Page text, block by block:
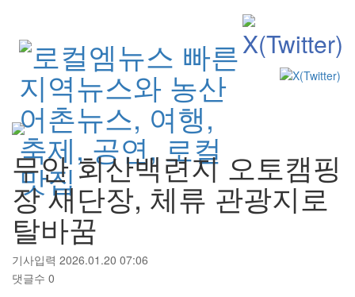
무안 회산백련지 오토캠핑
장 새단장, 체류 관광지로
탈바꿈
기사입력 2026.01.20 07:06
댓글수 0